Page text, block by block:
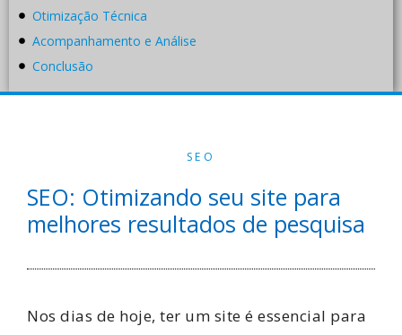
Otimização Técnica
Acompanhamento e Análise
Conclusão
SEO
SEO: Otimizando seu site para
melhores resultados de pesquisa
Nos dias de hoje, ter um site é essencial para